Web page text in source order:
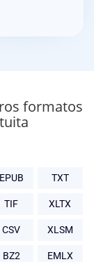
formatos
EPUB TXT
TIF XLTX
CSV XLSM
BZ2 EMLX